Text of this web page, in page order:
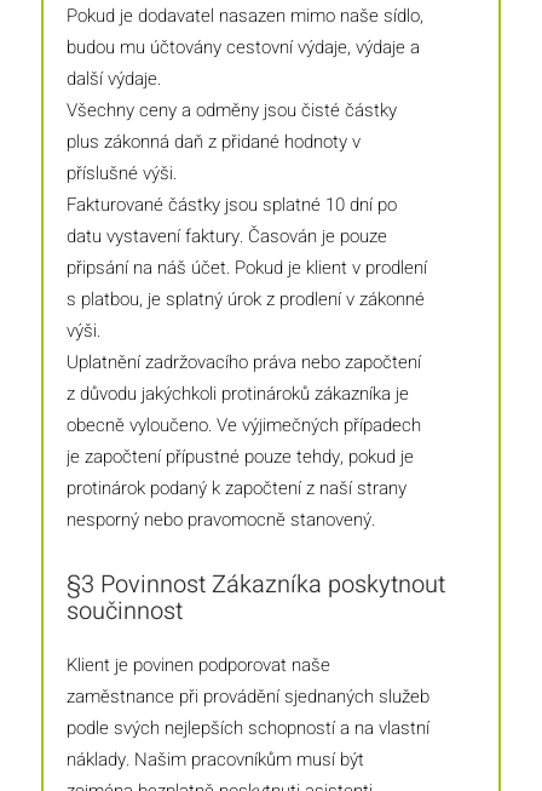
Pokud je dodavatel nasazen mimo naše sídlo,
budou mu účtovány cestovní výdaje, výdaje a
další výdaje.
Všechny ceny a odměny jsou čisté částky
plus zákonná daň z přidané hodnoty v
příslušné výši.
Fakturované částky jsou splatné 10 dní po
datu vystavení faktury. Časován je pouze
připsání na náš účet. Pokud je klient v prodlení
s platbou, je splatný úrok z prodlení v zákonné
výši.
Uplatnění zadržovacího práva nebo započtení
z důvodu jakýchkoli protinároků zákazníka je
obecně vyloučeno. Ve výjimečných případech
je započtení přípustné pouze tehdy, pokud je
protinárok podaný k započtení z naší strany
nesporný nebo pravomocně stanovený.
§3 Povinnost Zákazníka poskytnout
součinnost
Klient je povinen podporovat naše
zaměstnance při provádění sjednaných služeb
podle svých nejlepších schopností a na vlastní
náklady. Našim pracovníkům musí být